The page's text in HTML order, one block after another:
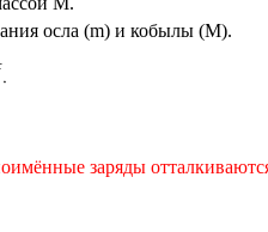
осла (m) и кобылы (M).
заряды